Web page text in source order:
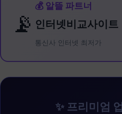
📡
💰 알뜰 파트너
인터넷비교사이트
통신사 인터넷 최저가
✨ 프리미엄